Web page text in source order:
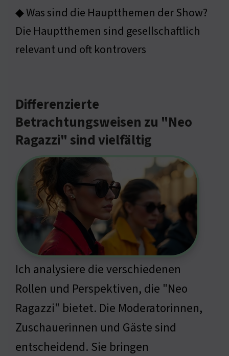
◆ Was sind die Hauptthemen der Show?
Die Hauptthemen sind gesellschaftlich
relevant und oft kontrovers
Differenzierte
Betrachtungsweisen zu "Neo
Ragazzi" sind vielfältig
Ich analysiere die verschiedenen
Rollen und Perspektiven, die "Neo
Ragazzi" bietet. Die Moderatorinnen,
Zuschauerinnen und Gäste sind
entscheidend. Sie bringen